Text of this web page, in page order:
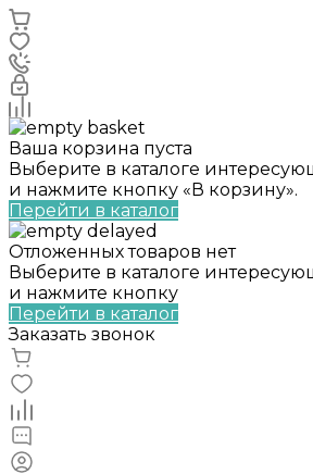
Ваша корзина пуста
Выберите в каталоге
и нажмите кнопку «В корзину».
Перейти в каталог
Отложенных товаров нет
Выберите в каталоге
и нажмите кнопку
Перейти в каталог
Заказать звонок